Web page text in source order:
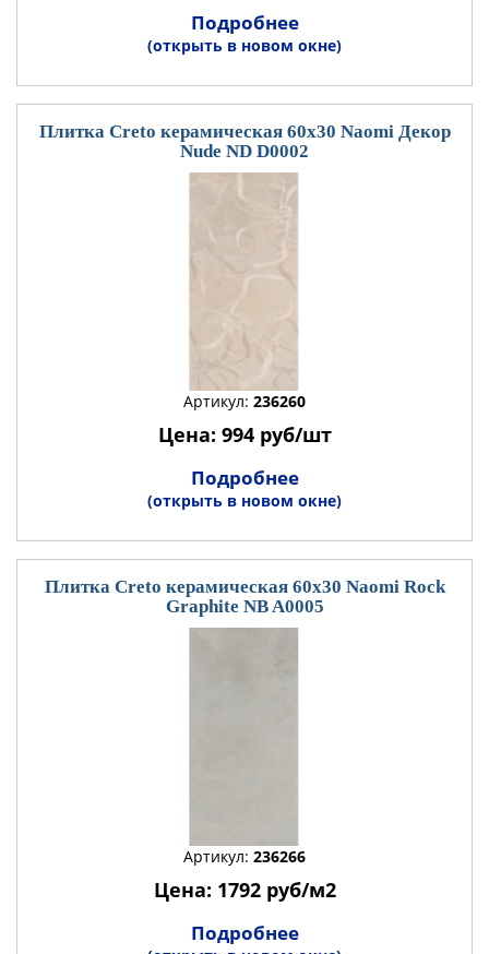
Подробнее
(открыть в новом окне)
Плитка Creto керамическая 60x30 Naomi Декор
Nude ND D0002
Артикул: 236260
Цена: 994 руб/шт
Подробнее
(открыть в новом окне)
Плитка Creto керамическая 60x30 Naomi Rock
Graphite NB A0005
Артикул: 236266
Цена: 1792 руб/м2
Подробнее